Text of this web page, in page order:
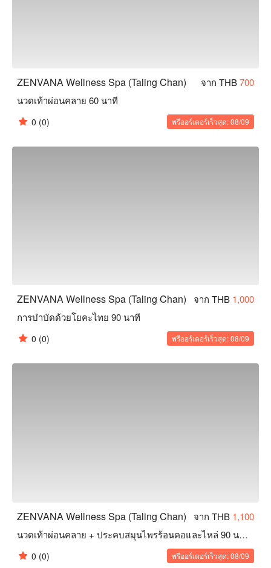
ZENVANA Wellness Spa (Taling Chan) จาก THB700
นวดเท้าผ่อนคลาย 60 นาที
0 (0) พรีออร์เดอร์เร็วสุด: 08/09
ZENVANA Wellness Spa (Taling Chan) จาก THB 1,000
การบำบัดด้วยโยคะไทย 90 นาที
0 (0) พรีออร์เดอร์เร็วสุด: 08/09
ZENVANA Wellness Spa (Taling Chan) จาก THB 1,100
นวดเท้าผ่อนคลาย + ประคบสมุนไพรร้อนคอและไหล่ 90 นาที
0 (0) พรีออร์เดอร์เร็วสุด: 08/09